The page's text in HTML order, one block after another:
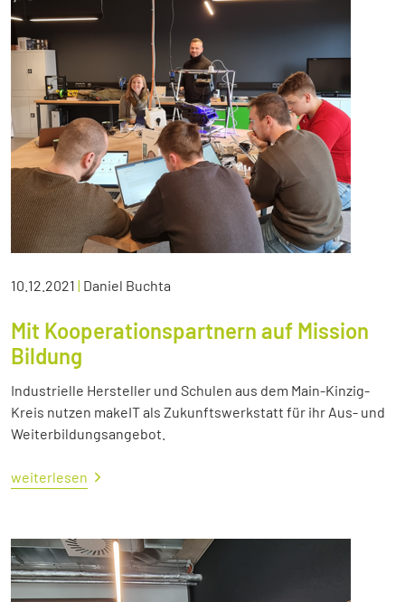
10.12.2021 | Daniel Buchta
Mit Kooperationspartnern auf Mission
Bildung
Industrielle Hersteller und Schulen aus dem Main-Kinzig-
Kreis nutzen makeIT als Zukunftswerkstatt für ihr Aus- und
Weiterbildungsangebot.
weiterlesen